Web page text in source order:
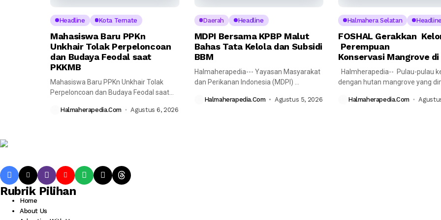
Headline Kota Ternate
Mahasiswa Baru PPKn
Unkhair Tolak Perpeloncoan
dan Budaya Feodal saat
PKKMB
Mahasiswa Baru PPKn Unkhair Tolak
Perpeloncoan dan Budaya Feodal saat
Halmaherapedia.com Agustus 6, 2026
Daerah Headline
MDPI Bersama KPBP Malut
Bahas Tata Kelola dan Subsidi
BBM
Halmaherapedia--- Yayasan Masyarakat
dan Perikanan Indonesia (MDPI)
bersama Komite...
Halmaherapedia.com Agustus 5, 2026
Halmahera Selatan
FOSHAL Gerakkan
Perempuan
Konservasi Mangrove di
Halmherapedia-- Pulau-pulau
dengan hutan mangrove yang
Halmaherapedia.com
Rubrik Pilihan
Home
About Us